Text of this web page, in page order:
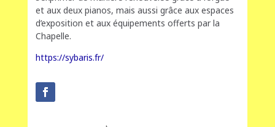
et aux deux pianos, mais aussi grâce aux espaces
d’exposition et aux équipements offerts par la
Chapelle.
https://sybaris.fr/